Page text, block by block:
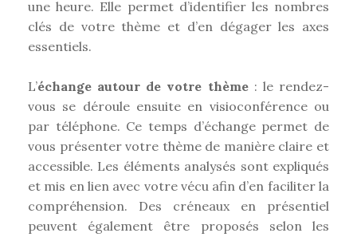
une heure. Elle permet d’identifier les nombres
clés de votre thème et d’en dégager les axes
essentiels.
L’échange autour de votre thème: le rendez-
vous se déroule ensuite en visioconférence ou
par téléphone. Ce temps d’échange permet de
vous présenter votre thème de manière claire et
accessible. Les éléments analysés sont expliqués
et mis en lien avec votre vécu afin d’en faciliter la
compréhension. Des créneaux en présentiel
peuvent également être proposés selon les